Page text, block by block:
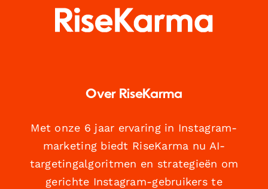
Over RiseKarma
Met onze 6 jaar ervaring in Instagram-
marketing biedt RiseKarma nu AI-
targetingalgoritmen en strategieën om
gerichte Instagram-gebruikers te